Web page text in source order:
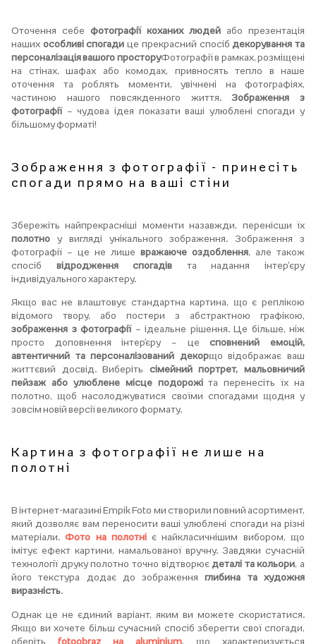
Оточення себе фотографії коханих людей або презентація
наших особливі спогади це прекрасний спосіб декорування та
персоналізація вашого просторуФотографії в рамках, розміщені
на стінах, шафах або комодах, привносять тепло в наше
оточення та роблять моменти, увічнені на фотографіях,
частиною нашого повсякденного життя.Зображення з
фотографії– чудова ідея показати ваші улюблені спогади у
більшому форматі!
Зображення з фотографії - принесіть
спогади прямо на ваші стіни
Збережіть найпрекрасніші моменти назавжди, перенісши їх
полотно у вигляді унікального зображення. Зображення з
фотографії – це не лише вражаюче оздоблення , але також
спосіб відродження спогадів та надання інтер'єру
індивідуального характеру.
Якщо вас не влаштовує стандартна картина, що є реплікою
відомого твору, або постери з абстрактною графікою,
зображення з фотографії– ідеальне рішення. Це більше, ніж
просто доповнення інтер’єру – цесповнений емоцій,
автентичний та персоналізований декорщо відображає ваш
життєвий досвід. Виберіть сімейний портрет, мальовничий
пейзаж або улюблене місце подорожіта перенесіть їх на
полотно, щоб насолоджуватися своїми спогадами щодня у
зовсім новій версії великого формату.
Картина з фотографії не лише на
полотні
В інтернет-магазині Empik Foto ми створили повний асортимент,
який дозволяє вам переносити ваші улюблені спогади на різні
матеріали.Фото на полотніє найкласичнішим вибором, що
імітує ефект картини, намальованої вручну. Завдяки сучасній
технології друку полотно точно відтворює деталі та кольори, а
його текстура додає до зображенняглибина та художня
виразність.
Однак це не єдиний варіант, яким ви можете скористатися.
Якщо ви хочете більш сучасний спосіб зберегти свої спогади,
оберіть fotoobraz на aluminium, що характеризується